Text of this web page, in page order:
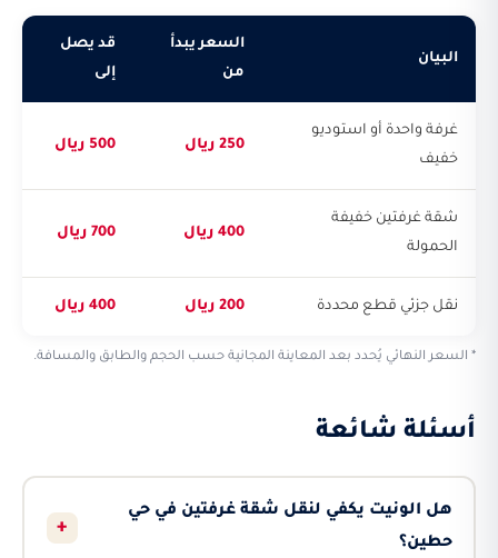
البيان
السعر يبدأ
من
قد يصل
إلى
غرفة واحدة أو استوديو
خفيف
250 ريال 500 ريال
شقة غرفتين خفيفة
الحمولة
400 ريال 700 ريال
نقل جزئي قطع محددة 200 ريال 400 ريال
* السعر النهائي يُحدد بعد المعاينة المجانية حسب الحجم والطابق والمسافة.
أسئلة شائعة
هل الونيت يكفي لنقل شقة غرفتين في حي
حطين؟
+